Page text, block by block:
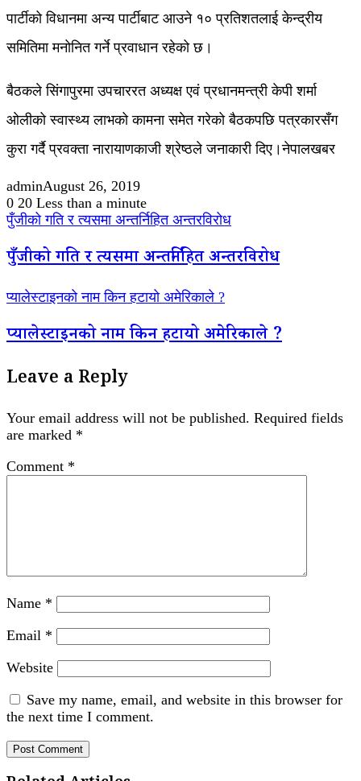
पार्टीको विधानमा अन्य पार्टीबाट आउने १० प्रतिशतलाई केन्द्रीय
समितिमा मनोनित गर्ने प्रवाधान रहेको छ।
बैठकले सिंगापुरमा उपचाररत अध्यक्ष एवं प्रधानमन्त्री केपी शर्मा
ओलीको स्वास्थ्य लाभको कामना समेत गरेको बैठकपछि पत्रकारसँग
कुरा गर्दै प्रवक्ता नारायाणकाजी श्रेष्ठले जनाकारी दिए।नेपालखबर
adminAugust 26, 2019
0 20 Less than a minute
पुँजीको गति र त्यसमा अन्तर्निहित अन्तरविरोध
पुँजीको गति र त्यसमा अन्तर्निहित अन्तरविरोध
प्यालेस्टाइनको नाम किन हटायो अमेरिकाले ?
प्यालेस्टाइनको नाम किन हटायो अमेरिकाले ?
Leave a Reply
Your email address will not be published. Required fields
are marked *
Comment *
Name *
Email *
Website
Save my name, email, and website in this browser for
the next time I comment.